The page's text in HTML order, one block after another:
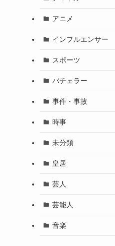
アニメ
インフルエンサー
スポーツ
バチェラー
事件・事故
時事
未分類
皇居
芸人
芸能人
音楽